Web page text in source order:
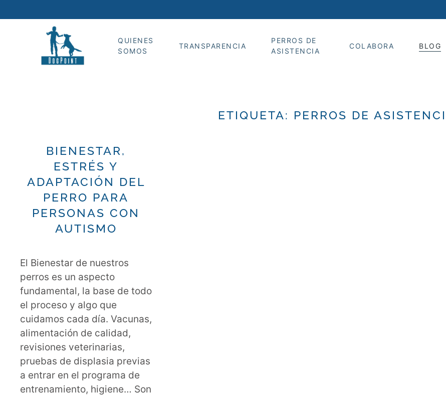
QUIENES
SOMOS
TRANSPARENCIA
PERROS DE
ASISTENCIA
COLABORA BLOG
ETIQUETA: PERROS DE
BIENESTAR,
ESTRÉS Y
ADAPTACIÓN DEL
PERRO PARA
PERSONAS CON
AUTISMO
El Bienestar de nuestros
perros es un aspecto
fundamental, la base de todo
el proceso y algo que
cuidamos cada día. Vacunas,
alimentación de calidad,
revisiones veterinarias,
pruebas de displasia previas
a entrar en el programa de
entrenamiento, higiene… Son